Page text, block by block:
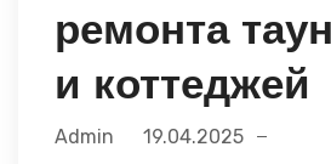
ремонта
и коттеджей
Admin 19.04.2025